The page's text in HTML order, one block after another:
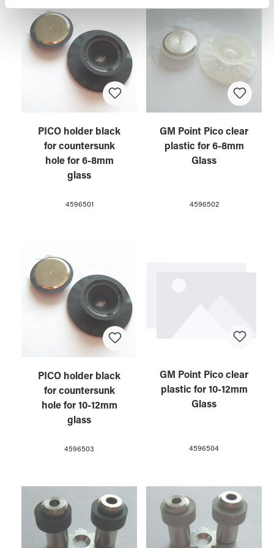
weiteren Daten zusammen, die Sie ihnen bereitgestellt
haben oder die sie im Rahmen Ihrer Nutzung der Dienste
gesammelt haben.
PICO holder black
for countersunk
hole for 6-8mm
glass
4596501
GM Point Pico clear
plastic for 6-8mm
Glass
4596502
PICO holder black
for countersunk
hole for 10-12mm
glass
4596503
GM Point Pico clear
plastic for 10-12mm
Glass
4596504